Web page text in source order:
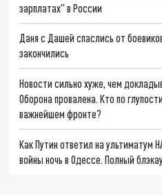
зарплатах" в России
Даня с Дашей спаслись от
закончились
Новости сильно хуже, чем
Оборона провалена. Кто по
важнейшем фронте?
Как Путин ответил на ультиматум
войны ночь в Одессе. Полный